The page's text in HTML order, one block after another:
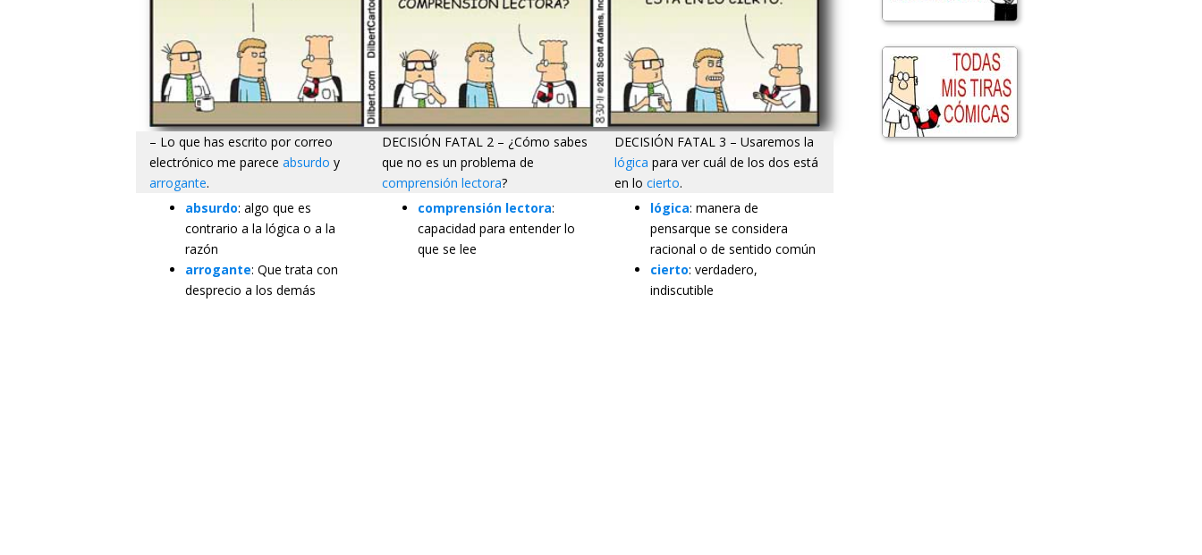
– Lo que has escrito por correo
electrónico me parece absurdo y
arrogante.
DECISIÓN FATAL 2 – ¿Cómo sabes
que no es un problema de
comprensión lectora?
DECISIÓN FATAL 3 – Usaremos la
lógica para ver cuál de los dos está
en lo cierto.
absurdo: algo que es
contrario a la lógica o a la
razón
arrogante: Que trata con
desprecio a los demás
comprensión lectora:
capacidad para entender lo
que se lee
lógica: manera de
pensarque se considera
racional o de sentido común
cierto: verdadero,
indiscutible